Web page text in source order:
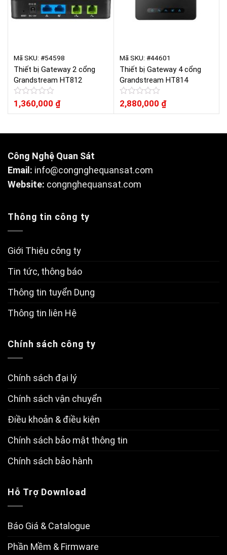
Mã SKU: #54598
Thiết bị Gateway 2 cổng
Grandstream HT812
Được
xếp
5
1,360,000 ₫
Mã SKU: #44601
Thiết bị Gateway 4 cổng
Grandstream HT814
Được
xếp
5
2,880,000 ₫
Công Nghệ Quan Sát
Email: info@congnghequansat.com
Website: congnghequansat.com
Thông tin công ty
Giới Thiệu công ty
Tin tức, thông báo
Thông tin tuyển Dụng
Thông tin liên Hệ
Chính sách công ty
Chính sách đại lý
Chính sách vận chuyển
Điều khoản & điều kiện
Chính sách bảo mật thông tin
Chính sách bảo hành
Hỗ Trợ Download
Báo Giá & Catalogue
Phần Mềm & Firmware